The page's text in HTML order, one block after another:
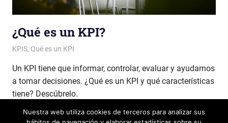
¿Qué es un KPI?
Patricia Nuño
KPIS, Qué es un KPI
Un KPI tiene que informar, controlar, evaluar y ayudarnos
a tomar decisiones. ¿Qué es un KPI y qué características
tiene? Descúbrelo.
LEER MÁS
Nuestra web utiliza cookies de terceros para analizar sus